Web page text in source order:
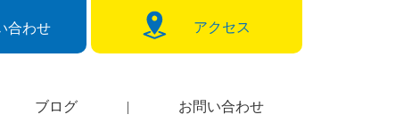
合わせ アクセス
ブログ | お問い合わせ